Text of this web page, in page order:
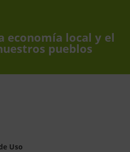
economía local y el
pueblos
Uso